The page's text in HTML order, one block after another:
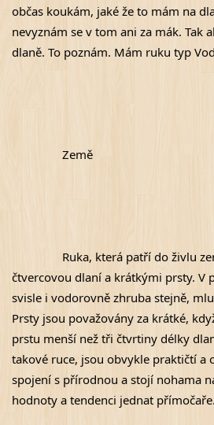
občas koukám, jaké že to mám na
nevyznám se v tom ani za mák. Tak
dlaně. To poznám. Mám ruku typ
Země
Ruka, která patří do živlu
čtvercovou dlaní a krátkými prsty. V
svisle i vodorovně zhruba stejně,
Prsty jsou považovány za krátké,
prstu menší než tři čtvrtiny délky
takové ruce, jsou obvykle praktičtí a
spojení s přírodnou a stojí nohama
hodnoty a tendenci jednat přímočaře.